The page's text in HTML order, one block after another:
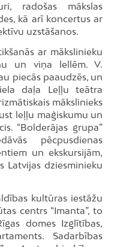
radošas mākslas
kā arī koncertus ar
uzstāšanos.
ar mākslinieku
un viņa lellēm. V.
piecās paaudzēs, un
daļa Leļļu teātra
mākslinieks
leļļu maģiskumu un
“Bolderājas grupa”
pēcpusdienas
un ekskursijām,
Latvijas dziesminieku
kultūras iestāžu
centrs “Imanta”, to
domes Izglītības,
Sadarbības